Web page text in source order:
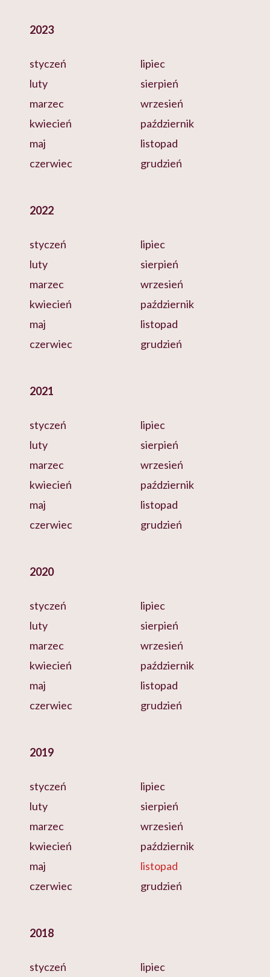
2023
styczeń
luty
marzec
kwiecień
maj
czerwiec
lipiec
sierpień
wrzesień
październik
listopad
grudzień
2022
styczeń
luty
marzec
kwiecień
maj
czerwiec
lipiec
sierpień
wrzesień
październik
listopad
grudzień
2021
styczeń
luty
marzec
kwiecień
maj
czerwiec
lipiec
sierpień
wrzesień
październik
listopad
grudzień
2020
styczeń
luty
marzec
kwiecień
maj
czerwiec
lipiec
sierpień
wrzesień
październik
listopad
grudzień
2019
styczeń
luty
marzec
kwiecień
maj
czerwiec
lipiec
sierpień
wrzesień
październik
listopad
grudzień
2018
styczeń
lipiec